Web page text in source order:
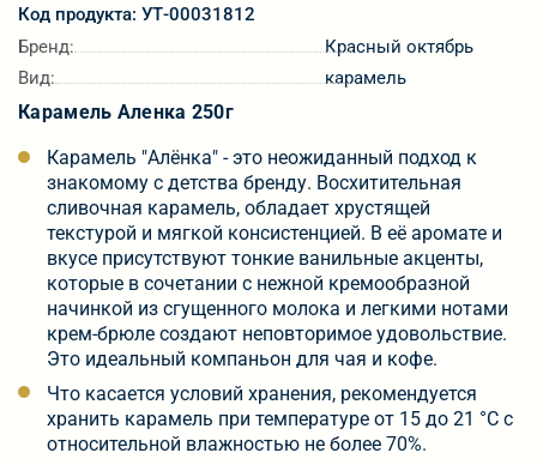
Код продукта: УТ-00031812
Бренд:
Красный октябрь
Вид:
карамель
Карамель Аленка 250г
Карамель "Алёнка" - это неожиданный подход к
знакомому с детства бренду. Восхитительная
сливочная карамель, обладает хрустящей
текстурой и мягкой консистенцией. В её аромате и
вкусе присутствуют тонкие ванильные акценты,
которые в сочетании с нежной кремообразной
начинкой из сгущенного молока и легкими нотами
крем-брюле создают неповторимое удовольствие.
Это идеальный компаньон для чая и кофе.
Что касается условий хранения, рекомендуется
хранить карамель при температуре от 15 до 21 °C с
относительной влажностью не более 70%.